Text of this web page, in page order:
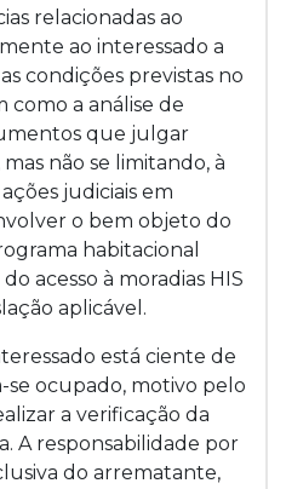
relacionadas ao
ao interessado a
condições previstas no
a análise de
que julgar
não se limitando, à
judiciais em
o bem objeto do
habitacional
acesso à moradias HIS
aplicável.
está ciente de
ocupado, motivo pelo
a verificação da
A responsabilidade por
do arrematante,